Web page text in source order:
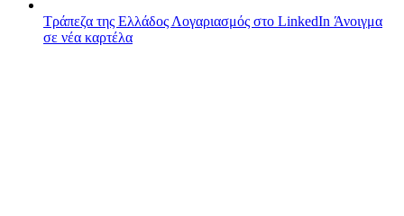
Τράπεζα της Ελλάδος Λογαριασμός στο LinkedIn Άνοιγμα
σε νέα καρτέλα